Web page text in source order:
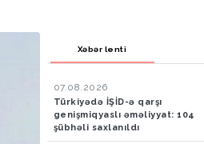
Xəbər lenti
07.08.2026
Türkiyədə İŞİD-ə qarşı
genişmiqyaslı əməliyyat: 104
şübhəli saxlanıldı